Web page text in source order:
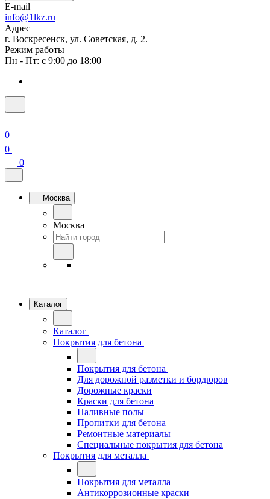
E-mail
info@1lkz.ru
Адрес
г. Воскресенск, ул. Советская, д. 2.
Режим работы
Пн - Пт: с 9:00 до 18:00
0
0
0
Москва
Москва
Каталог
Каталог
Покрытия для бетона
Покрытия для бетона
Для дорожной разметки и бордюров
Дорожные краски
Краски для бетона
Наливные полы
Пропитки для бетона
Ремонтные материалы
Специальные покрытия для бетона
Покрытия для металла
Покрытия для металла
Антикоррозионные краски